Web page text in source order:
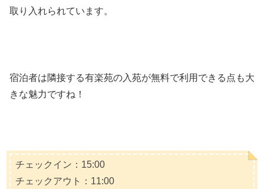
取り入れられています。
宿泊者は隣接する有楽苑の入苑が無料で利用できる点も大
きな魅力ですね！
チェックイン：15:00
チェックアウト：11:00